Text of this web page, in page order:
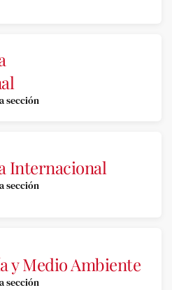
sección
Internacional
sección
y Medio Ambiente
sección